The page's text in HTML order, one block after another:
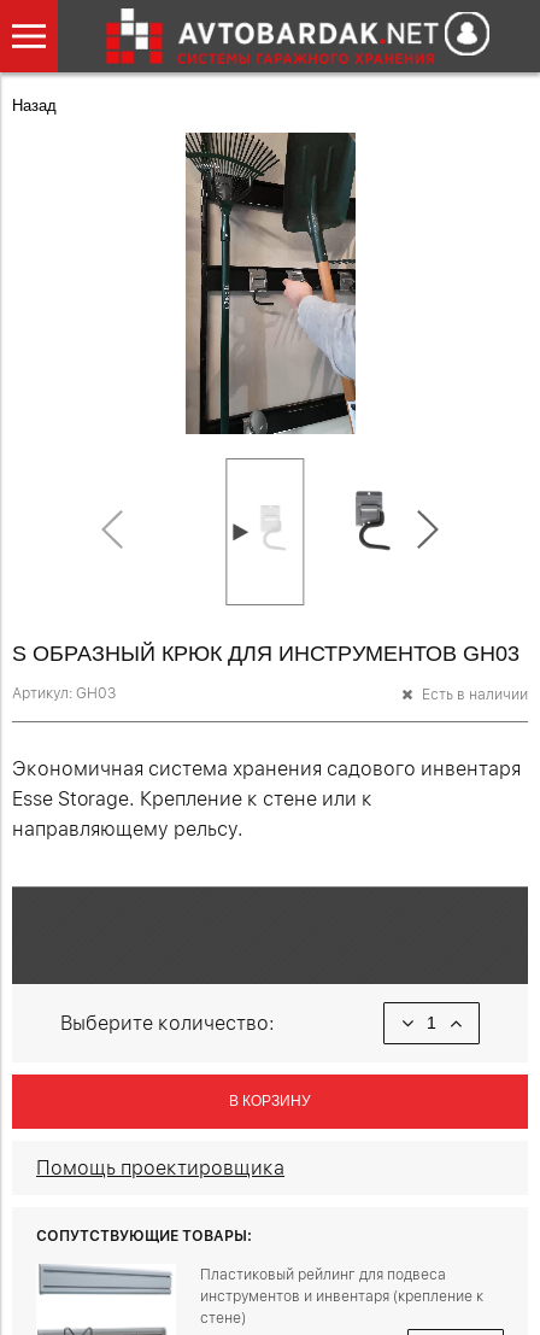
Назад
S ОБРАЗНЫЙ КРЮК ДЛЯ ИНСТРУМЕНТОВ GH03
Артикул: GH03 Есть в наличии
Экономичная система хранения садового инвентаря
Esse Storage. Крепление к стене или к
направляющему рельсу.
Выберите количество:
В КОРЗИНУ
Помощь проектировщика
СОПУТСТВУЮЩИЕ ТОВАРЫ:
Пластиковый рейлинг для подвеса
инструментов и инвентаря (крепление к
стене)